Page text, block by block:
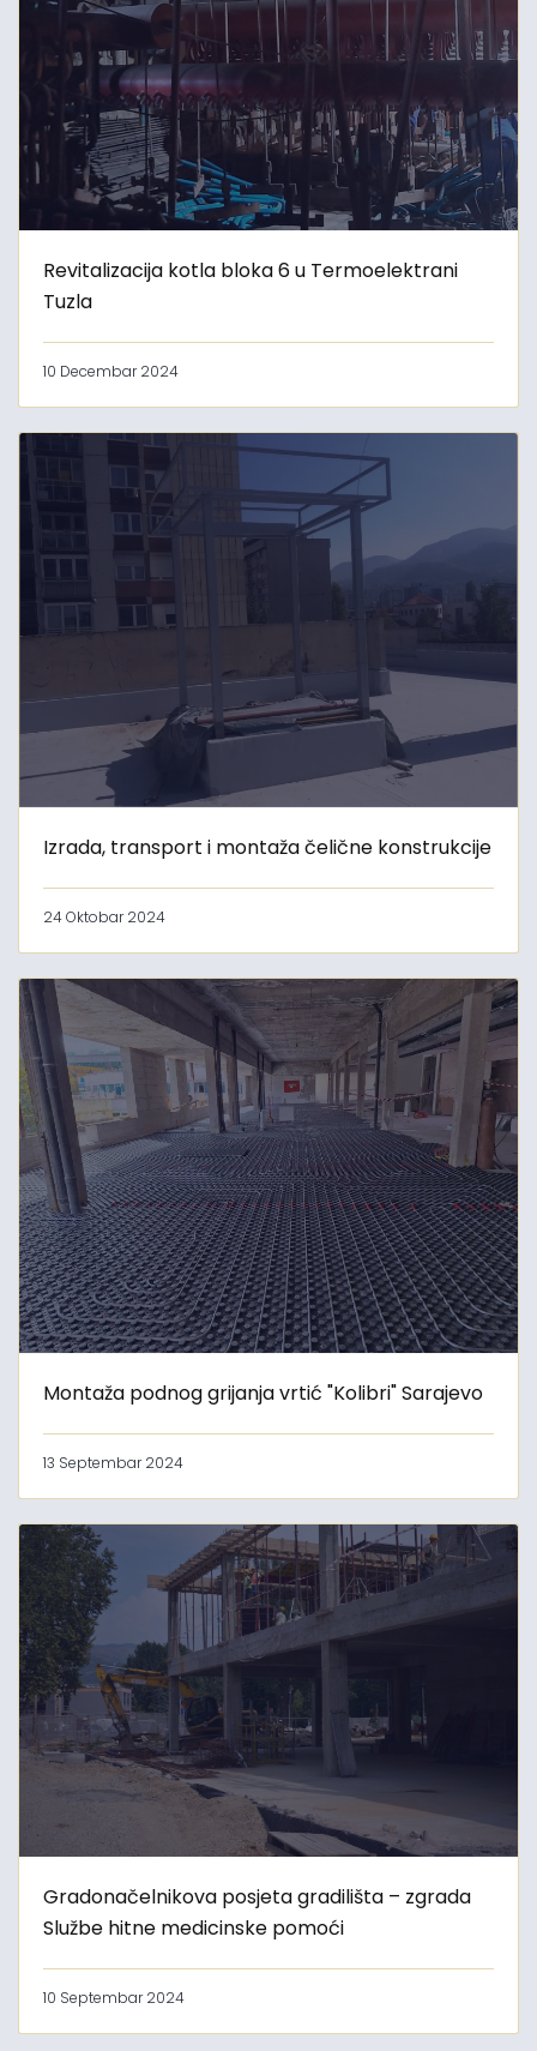
Revitalizacija kotla bloka 6 u Termoelektrani
Tuzla
10 Decembar 2024
Izrada, transport i montaža čelične konstrukcije
24 Oktobar 2024
Montaža podnog grijanja vrtić "Kolibri" Sarajevo
13 Septembar 2024
Gradonačelnikova posjeta gradilišta – zgrada
Službe hitne medicinske pomoći
10 Septembar 2024